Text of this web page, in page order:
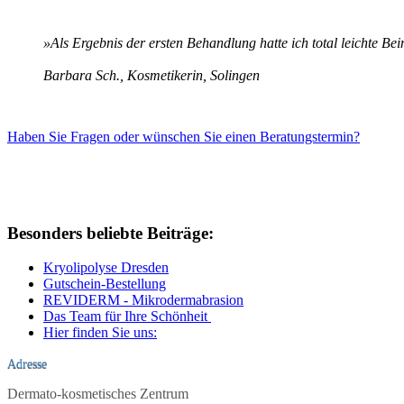
»Als Ergebnis der ersten Behandlung hatte ich total leichte
Barbara Sch., Kosmetikerin, Solingen
Haben Sie Fragen oder wünschen Sie einen Beratungstermin?
Besonders beliebte Beiträge:
Kryolipolyse Dresden
Gutschein-Bestellung
REVIDERM - Mikrodermabrasion
Das Team für Ihre Schönheit
Hier finden Sie uns:
Adresse
Dermato-kosmetisches Zentrum